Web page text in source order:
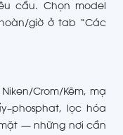
cầu. Chọn model
giờ ở tab “Các
Crom/Kẽm, mạ
lọc hóa
— những nơi cần